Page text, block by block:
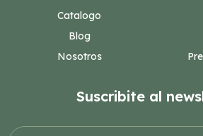
Catalogo
Blog
Nosotros
Suscribite al